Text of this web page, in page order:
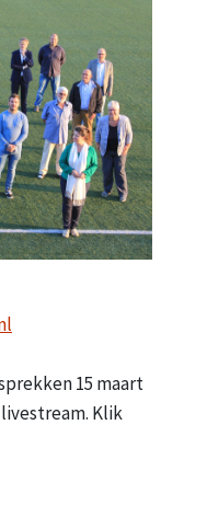
15 maart
Klik